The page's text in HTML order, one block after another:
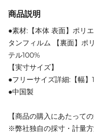
商品説明
●素材:【本体 表面】ポリ
タンフィルム 【裏面】ポ
テル100%
【実寸サイズ】
●フリーサイズ詳細:【幅
●中国製
【商品の購入にあたっての
※弊社独自の採寸・計量方